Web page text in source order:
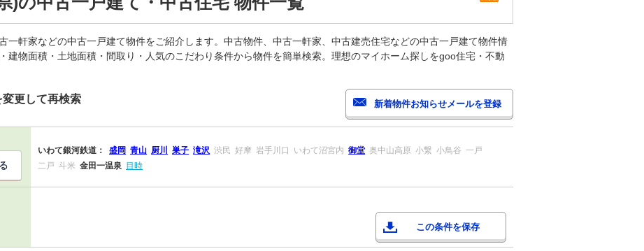
一軒家などの中古一戸建て物件をご紹介します。中古物件、中古一軒家、中古建売住宅などの中古一戸建て物件情
建物面積・土地面積・間取り・人気のこだわり条件から物件を簡単検索。理想のマイホーム探しをgoo住宅・不動
更して再検索
いわて銀河鉄道： 盛岡 青山 厨川 巣子 滝沢 渋民 好摩 岩手川口 いわて沼宮内 御堂 奥中山高原 小繋 小鳥谷 一戸
二戸 斗米 金田一温泉 目時
この条件を保存